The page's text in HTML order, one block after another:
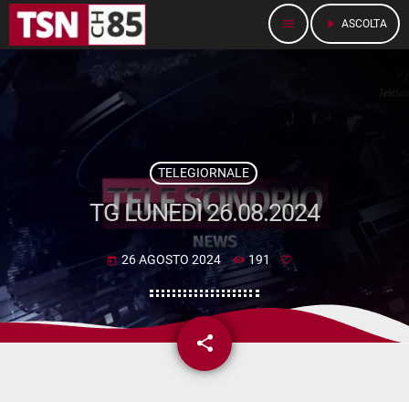
menu play_arrow ASCOLTA
TELEGIORNALE
TG LUNEDÌ 26.08.2024
today 26 AGOSTO 2024 191
share
email